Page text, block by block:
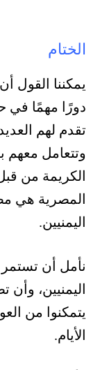
الختام
يمكننا القول
دورًا مهمًا في
تقدم لهم
وتتعامل معهم
الكريمة من
المصرية هي
اليمنيين.
نأمل أن
اليمنيين، وأن
يتمكنوا من
الأيام.